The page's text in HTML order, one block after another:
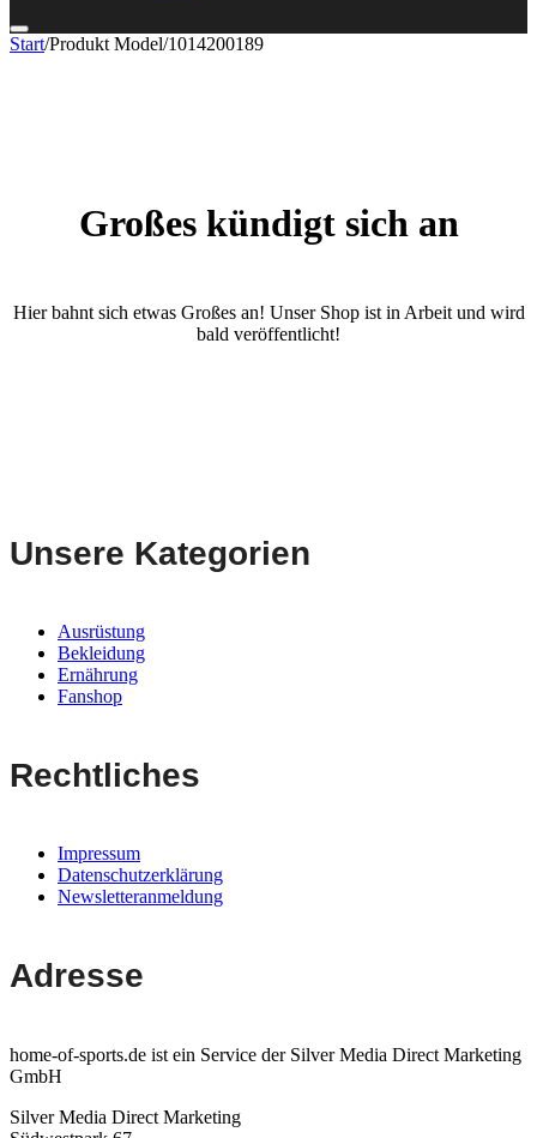
Start/Produkt Model/1014200189
Großes kündigt sich an
Hier bahnt sich etwas Großes an! Unser Shop ist in Arbeit und wird
bald veröffentlicht!
Unsere Kategorien
Ausrüstung
Bekleidung
Ernährung
Fanshop
Rechtliches
Impressum
Datenschutzerklärung
Newsletteranmeldung
Adresse
home-of-sports.de ist ein Service der Silver Media Direct Marketing
GmbH
Silver Media Direct Marketing